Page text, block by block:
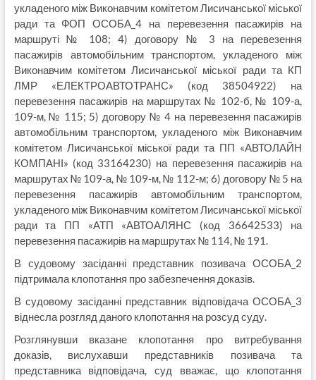
укладеного між Виконавчим комітетом Лисичанської міської
ради та ФОП ОСОБА_4 на перевезення пасажирів на
маршруті № 108; 4) договору № 3 на перевезення
пасажирів автомобільним транспортом, укладеного між
Виконавчим комітетом Лисичанської міської ради та КП
ЛМР «ЕЛЕКТРОАВТОТРАНС» (код 38504922) на
перевезення пасажирів на маршрутах № 102-б, № 109-а,
109-м, № 115; 5) договору № 4 на перевезення пасажирів
автомобільним транспортом, укладеного між Виконавчим
комітетом Лисичанської міської ради та ПП «АВТОЛАЙН
КОМПАНІ» (код 33164230) на перевезення пасажирів на
маршрутах № 109-а, № 109-м, № 112-м; 6) договору № 5 на
перевезення пасажирів автомобільним транспортом,
укладеного між Виконавчим комітетом Лисичанської міської
ради та ПП «АТП «АВТОАЛЯНС (код 36642533) на
перевезення пасажирів на маршрутах № 114, № 191.
В судовому засіданні представник позивача ОСОБА_2
підтримала клопотання про забезпечення доказів.
В судовому засіданні представник відповідача ОСОБА_3
віднесла розгляд даного клопотання на розсуд суду.
Розглянувши вказане клопотання про витребування
доказів, вислухавши представників позивача та
представника відповідача, суд вважає, що клопотання